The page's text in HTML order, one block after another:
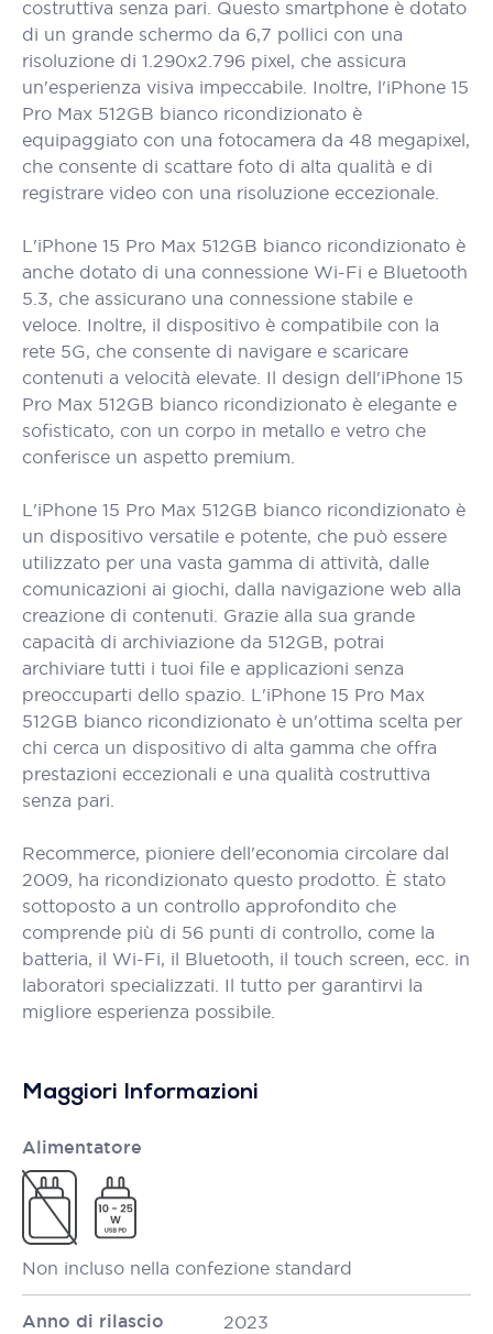
costruttiva senza pari. Questo smartphone è dotato
di un grande schermo da 6,7 pollici con una
risoluzione di 1.290x2.796 pixel, che assicura
un'esperienza visiva impeccabile. Inoltre, l'iPhone 15
Pro Max 512GB bianco ricondizionato è
equipaggiato con una fotocamera da 48 megapixel,
che consente di scattare foto di alta qualità e di
registrare video con una risoluzione eccezionale.
L'iPhone 15 Pro Max 512GB bianco ricondizionato è
anche dotato di una connessione Wi-Fi e Bluetooth
5.3, che assicurano una connessione stabile e
veloce. Inoltre, il dispositivo è compatibile con la
rete 5G, che consente di navigare e scaricare
contenuti a velocità elevate. Il design dell'iPhone 15
Pro Max 512GB bianco ricondizionato è elegante e
sofisticato, con un corpo in metallo e vetro che
conferisce un aspetto premium.
L'iPhone 15 Pro Max 512GB bianco ricondizionato è
un dispositivo versatile e potente, che può essere
utilizzato per una vasta gamma di attività, dalle
comunicazioni ai giochi, dalla navigazione web alla
creazione di contenuti. Grazie alla sua grande
capacità di archiviazione da 512GB, potrai
archiviare tutti i tuoi file e applicazioni senza
preoccuparti dello spazio. L'iPhone 15 Pro Max
512GB bianco ricondizionato è un'ottima scelta per
chi cerca un dispositivo di alta gamma che offra
prestazioni eccezionali e una qualità costruttiva
senza pari.
Recommerce, pioniere dell'economia circolare dal
2009, ha ricondizionato questo prodotto. È stato
sottoposto a un controllo approfondito che
comprende più di 56 punti di controllo, come la
batteria, il Wi-Fi, il Bluetooth, il touch screen, ecc. in
laboratori specializzati. Il tutto per garantirvi la
migliore esperienza possibile.
Maggiori Informazioni
Alimentatore
Non incluso nella confezione standard
Anno di rilascio 2023